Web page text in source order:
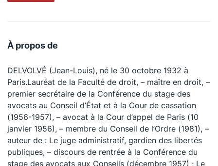
À propos de
DELVOLVÉ (Jean-Louis), né le 30 octobre 1932 à
Paris.Lauréat de la Faculté de droit, – maître en droit, –
premier secrétaire de la Conférence du stage des
avocats au Conseil d’État et à la Cour de cassation
(1956-1957), – avocat à la Cour d’appel de Paris (10
janvier 1956), – membre du Conseil de l’Ordre (1981), –
auteur de : Le juge administratif, gardien des libertés
publiques, – discours de rentrée à la Conférence du
stage des avocats aux Conseils (décembre 1957) ; Le
La Conférence
Le Concours de la Conférence
La Conférence Berryer
La Petite Conférence